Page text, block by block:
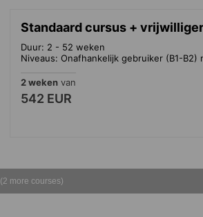
Standaard cursus +
Duur: 2 - 52 weken
Niveaus: Onafhankelijk gebruiker (B1-B2)
2 weken van
542 EUR
(2 more courses)